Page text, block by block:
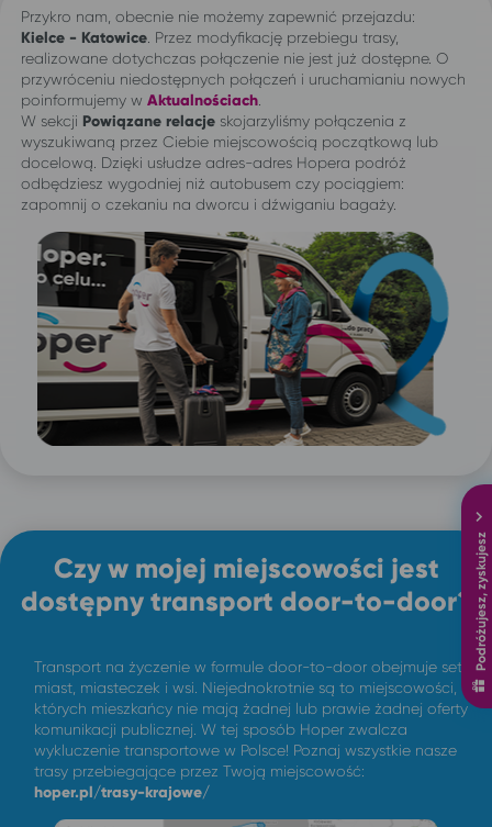
Podróżujesz, zyskujesz
Przykro nam, obecnie nie możemy zapewnić przejazdu:
Kielce - Katowice . Przez modyfikację przebiegu trasy,
realizowane dotychczas połączenie nie jest już dostępne. O
przywróceniu niedostępnych połączeń i uruchamianiu nowych
poinformujemy w Aktualnościach
W sekcji Powiązane relacje skojarzyliśmy połączenia z
wyszukiwaną przez Ciebie miejscowością początkową lub
docelową. Dzięki usłudze adres-adres Hopera podróż
odbędziesz wygodniej niż autobusem czy pociągiem:
zapomnij o czekaniu na dworcu i dźwiganiu bagaży.
Czy w mojej miejscowości jest
dostępny transport door-to-door?
Transport na życzenie w formule door-to-door obejmuje setki
miast, miasteczek i wsi. Niejednokrotnie są to miejscowości,
których mieszkańcy nie mają żadnej lub prawie żadnej oferty
komunikacji publicznej. W tej sposób Hoper zwalcza
wykluczenie transportowe w Polsce! Poznaj wszystkie nasze
trasy przebiegające przez Twoją miejscowość:
hoper.pl/trasy-krajowe/